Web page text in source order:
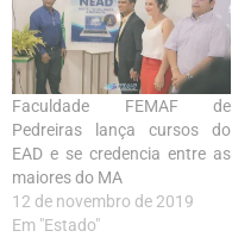
Faculdade FEMAF de
Pedreiras lança cursos do
EAD e se credencia entre as
maiores do MA
12 de novembro de 2019
Em "Estado"